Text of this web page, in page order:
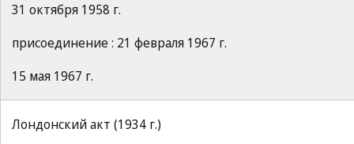
31 октября 1958 г.
присоединение : 21 февраля 1967 г.
15 мая 1967 г.
Лондонский акт (1934 г.)